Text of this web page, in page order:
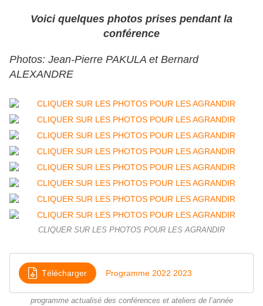
Voici quelques photos prises pendant la
conférence
Photos: Jean-Pierre PAKULA et Bernard
ALEXANDRE
CLIQUER SUR LES PHOTOS POUR LES AGRANDIR
Télécharger Programme 2022 2023
programme actualisé des conférences et ateliers de l’année